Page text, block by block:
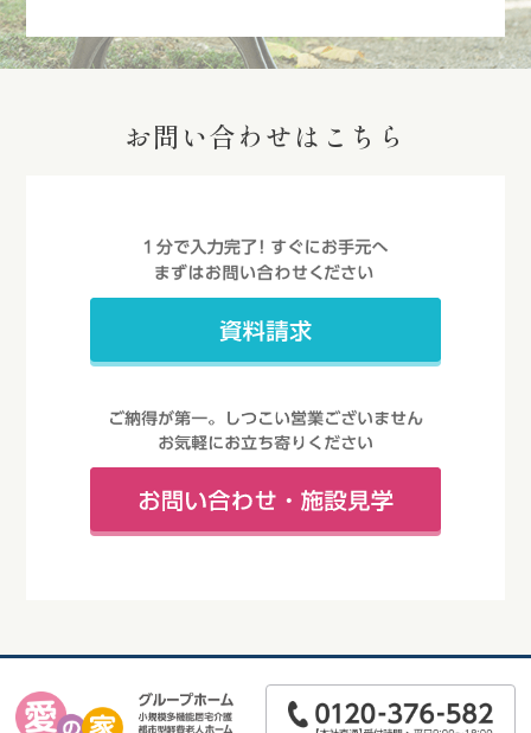
お問い合わせはこちら